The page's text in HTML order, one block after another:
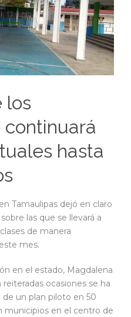
los
continuará
hasta
Tamaulipas dejó en claro
las que se llevará a
de manera
mes.
en el estado, Magdalena
ocasiones se ha
un plan piloto en 50
municipios en el centro de